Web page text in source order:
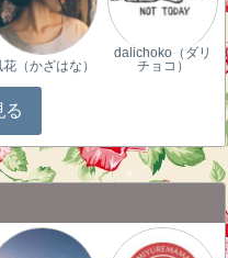
花（かざはな）
dalichoko（ダリ
チョコ）
る